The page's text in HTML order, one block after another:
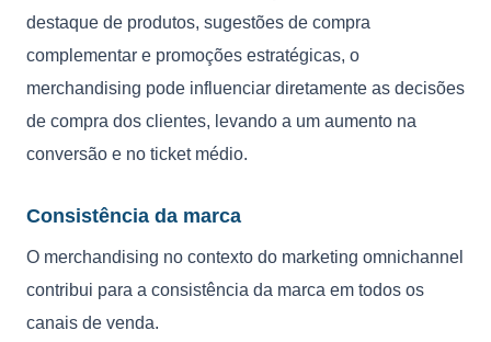
destaque de produtos, sugestões de compra
complementar e promoções estratégicas, o
merchandising pode influenciar diretamente as decisões
de compra dos clientes, levando a um aumento na
conversão e no ticket médio.
Consistência da marca
O merchandising no contexto do marketing omnichannel
contribui para a consistência da marca em todos os
canais de venda.